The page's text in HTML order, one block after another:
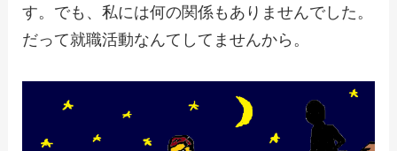
す。でも、私には何の関係もありませんでした。
だって就職活動なんてしてませんから。